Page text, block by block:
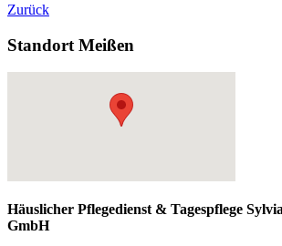
Zurück
Standort Meißen
Häuslicher Pflegedienst & Tagespflege
GmbH